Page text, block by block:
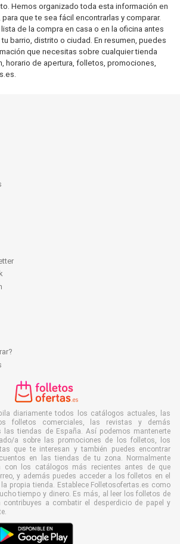
Hemos organizado toda esta información en
que te sea fácil encontrarlas y comparar.
de la compra en casa o en la oficina antes
barrio, distrito o ciudad. En resumen, puedes
que necesitas sobre cualquier tienda
horario de apertura, folletos, promociones,
diariamente todos los catálogos actuales, las
folletos comerciales, las revistas y demás
las tiendas de España. Así podemos mantenerte
a sobre las promociones de los folletos, los
que te interesan y también puedes encontrar
en las tiendas de tu zona. Normalmente
con los catálogos más recientes antes de que
y además puedes acceder a los folletos en el
propia tienda. Establece Folletosofertas.es como
tiempo y dinero. Es más, al leer los folletos de
contribuyes a combatir el desperdicio de papel y